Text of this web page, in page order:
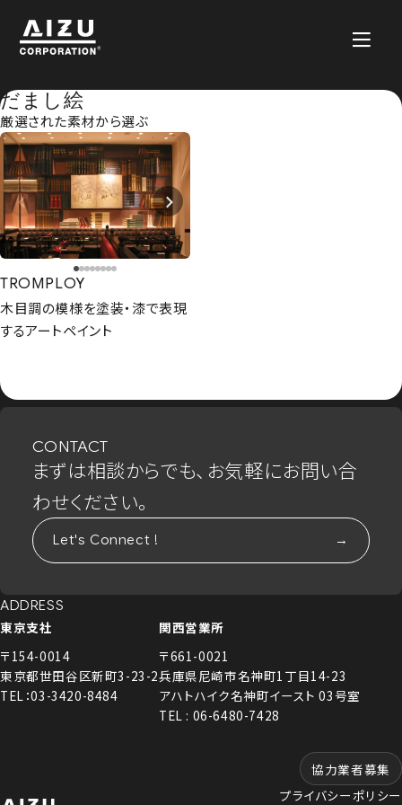
だまし絵
厳選された素材から選ぶ
TROMPLOY
木目調の模様を塗装・漆で表現
するアートペイント
CONTACT
まずは相談からでも、お気軽にお問い合
わせください。
Let's Connect !
ADDRESS
東京支社
〒154-0014
東京都世田谷区新町3-23-2
TEL：03-3420-8484
関西営業所
〒661-0021
兵庫県尼崎市名神町1丁目14-23
アハトハイク名神町イースト 03号室
TEL : 06-6480-7428
協力業者募集
プライバシーポリシー